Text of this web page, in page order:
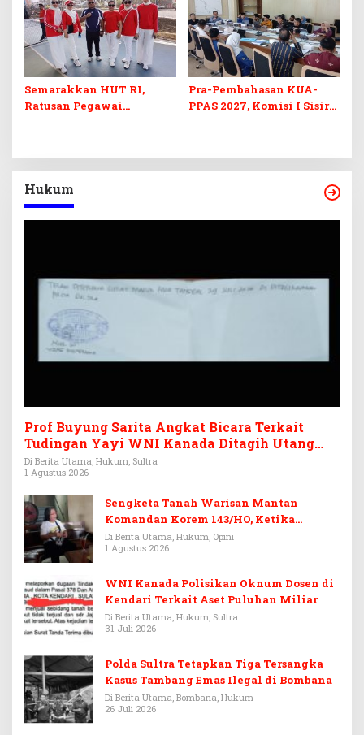
Semarakkan HUT RI,
Ratusan Pegawai
Pra-Pembahasan KUA-
PPAS 2027, Komisi I Sisir
Hukum
Prof Buyung Sarita Angkat Bicara Terkait
Tudingan Yayi WNI Kanada Ditagih Utang
Rp3,6 Miliar
Di Berita Utama, Hukum, Sultra
1 Agustus 2026
Sengketa Tanah Warisan Mantan
Komandan Korem 143/HO, Ketika
Warisan Menjadi Arena Pemerasan
Di Berita Utama, Hukum, Opini
1 Agustus 2026
WNI Kanada Polisikan Oknum Dosen di
Kendari Terkait Aset Puluhan Miliar
Di Berita Utama, Hukum, Sultra
31 Juli 2026
Polda Sultra Tetapkan Tiga Tersangka
Kasus Tambang Emas Ilegal di Bombana
Di Berita Utama, Bombana, Hukum
26 Juli 2026